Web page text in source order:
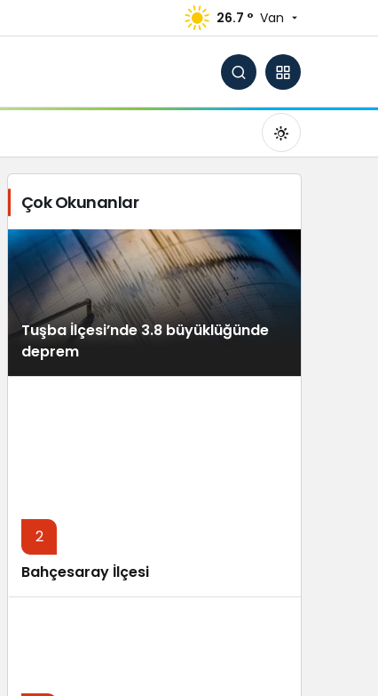
26.7 ° Van
Gündüz Modu
Gündüz modunu seçin.
Çok Okunanlar
Tuşba İlçesi’nde 3.8 büyüklüğünde
deprem
2
Bahçesaray İlçesi